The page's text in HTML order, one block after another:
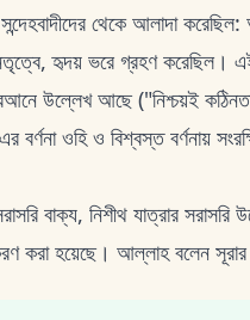
থেকে আলাদা
হৃদয় ভরে গ্রহণ করেছিল।
কুরআনে উল্লেখ আছে ("নিশ্চয়ই
ওহি ও বিশ্বস্ত বর্ণনায়
বাক্য, নিশীথ যাত্রার
করা হয়েছে। আল্লাহ বলেন